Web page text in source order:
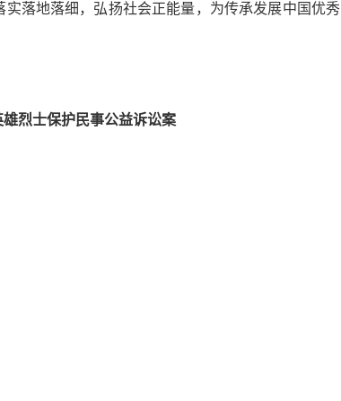
落地落细，弘扬社会正能量，为传承发展中国优秀
烈士保护民事公益诉讼案